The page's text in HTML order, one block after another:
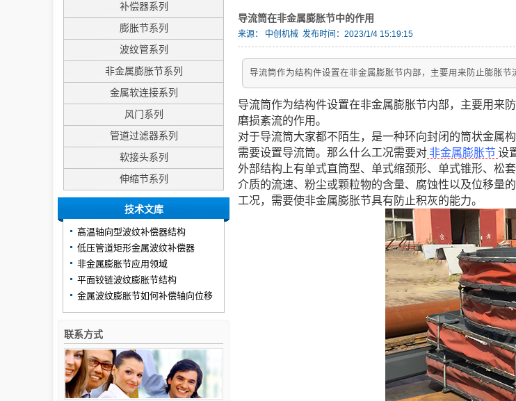
导流筒在非金属膨胀节中的作用
来源： 中创机械 发布时间：2023/1/4 15:19:15
导流筒作为结构件设置在非金属膨胀节内部，主要用来防止膨胀
导流筒作为结构件设置在非金属膨胀节内部，主要用来
磨损紊流的作用。
对于导流筒大家都不陌生，是一种环向封闭的筒状金属
需要设置导流筒。那么什么工况需要对 非金属膨胀节设
外部结构上有单式直筒型、单式缩颈形、单式锥形、松
介质的流速、粉尘或颗粒物的含量、腐蚀性以及位移量
工况，需要使非金属膨胀节具有防止积灰的能力。
补偿器系列
膨胀节系列
波纹管系列
非金属膨胀节系列
金属软连接系列
风门系列
管道过滤器系列
软接头系列
伸缩节系列
技术文库
高温轴向型波纹补偿器结构
低压管道矩形金属波纹补偿器
非金属膨胀节应用领域
平面铰链波纹膨胀节结构
金属波纹膨胀节如何补偿轴向位移
联系方式